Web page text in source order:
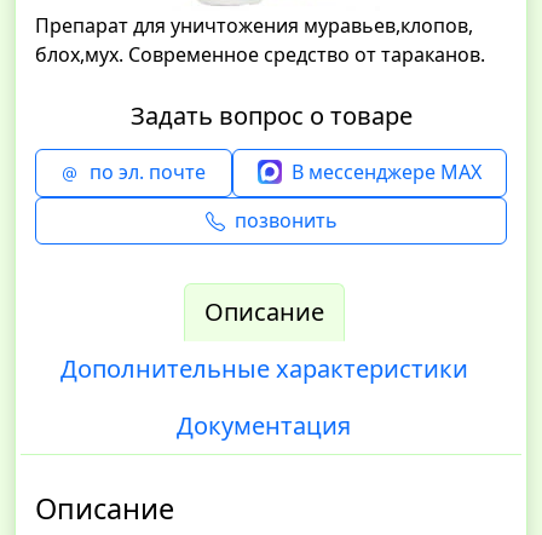
Препарат для уничтожения муравьев,клопов,
блох,мух. Современное средство от тараканов.
Задать вопрос о товаре
по эл. почте
В мессенджере MAX
позвонить
Описание
Дополнительные характеристики
Документация
Описание